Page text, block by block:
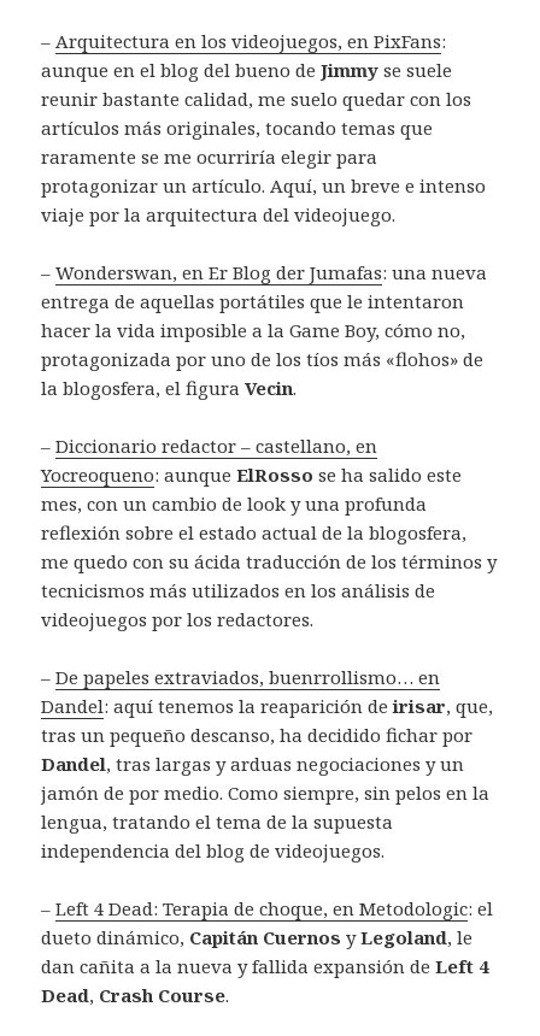
–Arquitectura en los videojuegos, en PixFans:
aunque en el blog del bueno deJimmy se suele
reunir bastante calidad, me suelo quedar con los
artículos más originales, tocando temas que
raramente se me ocurriría elegir para
protagonizar un artículo. Aquí, un breve e intenso
viaje por la arquitectura del videojuego.
–Wonderswan, en Er Blog der Jumafas: una nueva
entrega de aquellas portátiles que le intentaron
hacer la vida imposible a la Game Boy, cómo no,
protagonizada por uno de los tíos más «flohos» de
la blogosfera, el figuraVecin.
–Diccionario redactor – castellano, en
Yocreoqueno: aunqueElRosso se ha salido este
mes, con un cambio de look y una profunda
reflexión sobre el estado actual de la blogosfera,
me quedo con su ácida traducción de los términos y
tecnicismos más utilizados en los análisis de
videojuegos por los redactores.
–De papeles extraviados, buenrrollismo… en
Dandel: aquí tenemos la reaparición deirisar, que,
tras un pequeño descanso, ha decidido fichar por
Dandel, tras largas y arduas negociaciones y un
jamón de por medio. Como siempre, sin pelos en la
lengua, tratando el tema de la supuesta
independencia del blog de videojuegos.
–Left 4 Dead: Terapia de choque, en Metodologic: el
dueto dinámico, Capitán Cuernos yLegoland, le
dan cañita a la nueva y fallida expansión deLeft 4
Dead, Crash Course.